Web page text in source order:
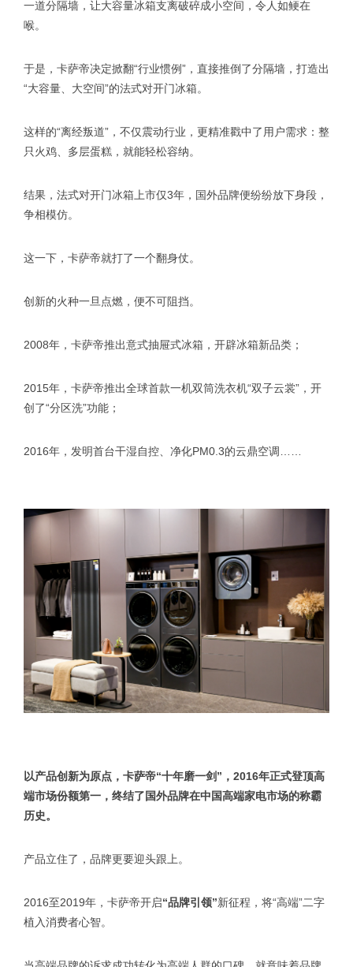
一道分隔墙，让大容量冰箱支离破碎成小空间，令人如鲠在
喉。
于是，卡萨帝决定掀翻“行业惯例”，直接推倒了分隔墙，打造出
“大容量、大空间”的法式对开门冰箱。
这样的“离经叛道”，不仅震动行业，更精准戳中了用户需求：整
只火鸡、多层蛋糕，就能轻松容纳。
结果，法式对开门冰箱上市仅3年，国外品牌便纷纷放下身段，
争相模仿。
这一下，卡萨帝就打了一个翻身仗。
创新的火种一旦点燃，便不可阻挡。
2008年，卡萨帝推出意式抽屉式冰箱，开辟冰箱新品类；
2015年，卡萨帝推出全球首款一机双筒洗衣机“双子云裳”，开
创了“分区洗”功能；
2016年，发明首台干湿自控、净化PM0.3的云鼎空调……
以产品创新为原点，卡萨帝“十年磨一剑”，2016年正式登顶高
端市场份额第一，终结了国外品牌在中国高端家电市场的称霸
历史。
产品立住了，品牌更要迎头跟上。
2016至2019年，卡萨帝开启“品牌引领”新征程，将“高端”二字
植入消费者心智。